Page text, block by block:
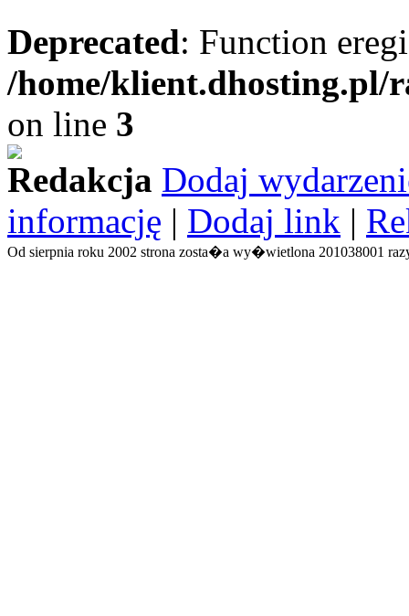
Deprecated: Function
/home/
on line 3
Redakcja Dodaj
informację | Dodaj link |
Od sierpnia roku 2002 strona zosta�a wy�wietlona 201038001